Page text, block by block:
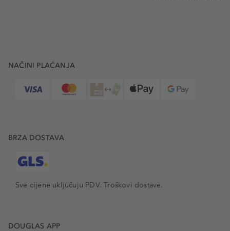
NAČINI PLAĆANJA
BRZA DOSTAVA
Sve cijene uključuju PDV.Troškovi dostave.
DOUGLAS APP